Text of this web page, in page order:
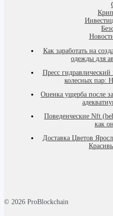
Как заработать на
одежды для
Пресс
колесных пар:
Оценка ущерба после
Поведенческие Nft
как
Доставка Цветов
© 2026 ProBlockchain